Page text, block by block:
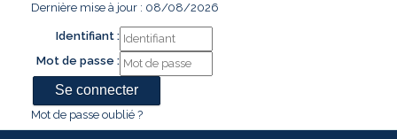
Dernière mise à jour : 08/08/2026
Identifiant :
Mot de passe :
Mot de passe oublié ?